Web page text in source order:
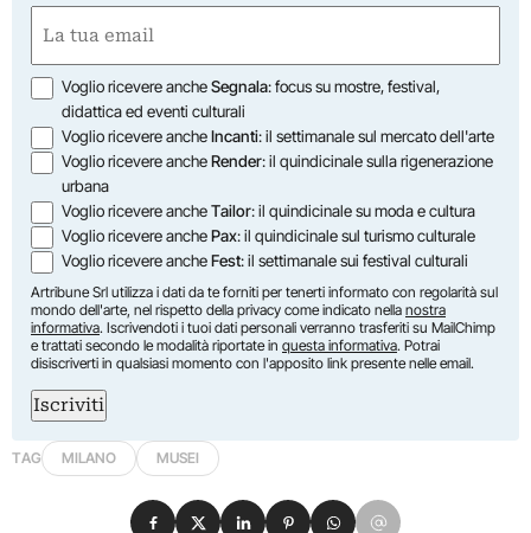
(Required)
Opzioni
Voglio ricevere ancheSegnala: focus su mostre, festival,
didattica ed eventi culturali
Voglio ricevere ancheIncanti: il settimanale sul mercato dell'arte
Voglio ricevere ancheRender: il quindicinale sulla rigenerazione
urbana
Voglio ricevere ancheTailor: il quindicinale su moda e cultura
Voglio ricevere anchePax: il quindicinale sul turismo culturale
Voglio ricevere ancheFest: il settimanale sui festival culturali
Artribune Srl utilizza i dati da te forniti per tenerti informato con regolarità sul
mondo dell'arte, nel rispetto della privacy come indicato nella nostra
informativa. Iscrivendoti i tuoi dati personali verranno trasferiti su MailChimp
e trattati secondo le modalità riportate in questa informativa. Potrai
disiscriverti in qualsiasi momento con l'apposito link presente nelle email.
Iscriviti
TAG MILANO MUSEI
Condividi su Facebook
Condividi su X
Condividi su LinkedIn
Condividi su Pinterest
Condividi su WhatsApp
Condividi su Email